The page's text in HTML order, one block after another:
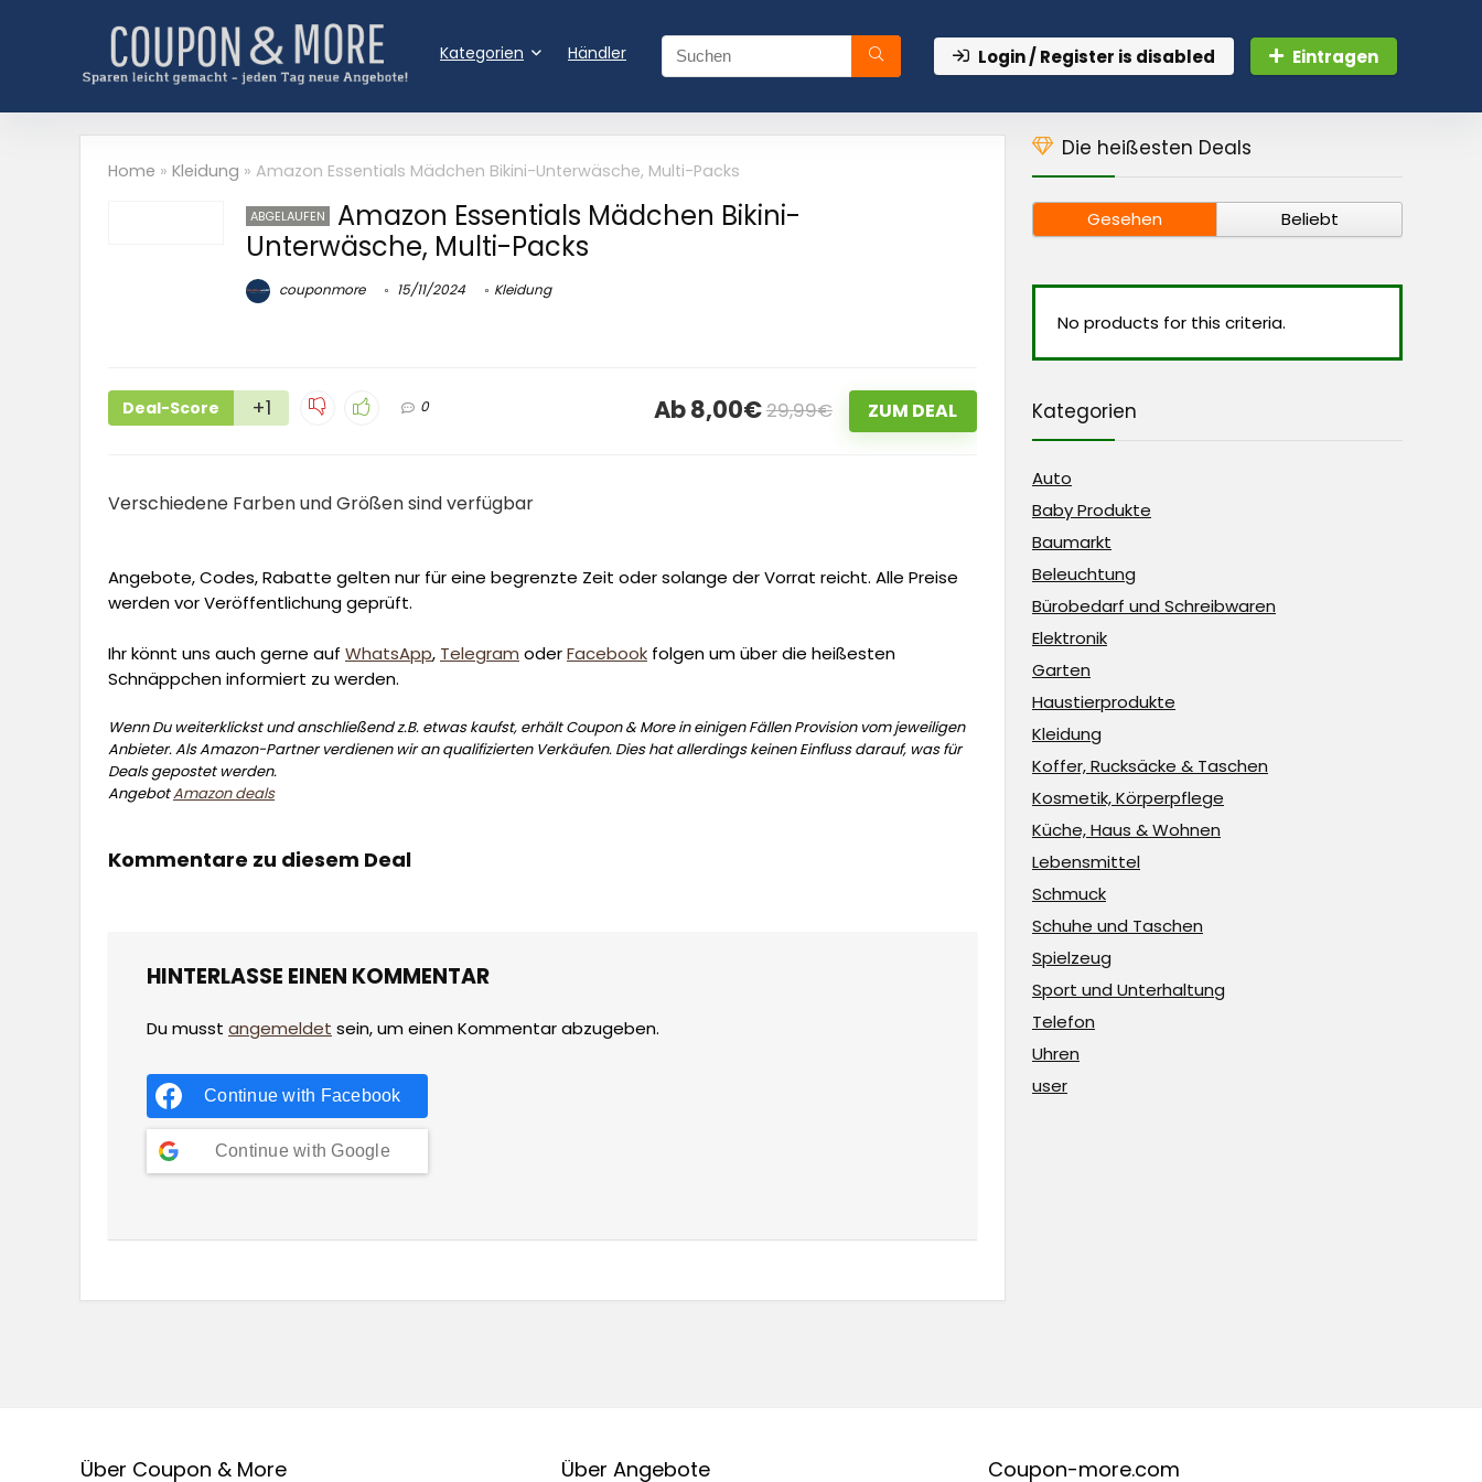
Kategorien Händler Login / Register is disabled Eintragen
Home » Kleidung » Amazon Essentials Mädchen Bikini-Unterwäsche, Multi-Packs
ABGELAUFEN
Amazon Essentials Mädchen Bikini-
Unterwäsche, Multi-Packs
couponmore 15/11/2024 Kleidung
Deal-Score +1 0 Ab 8,00€29,99€ ZUM DEAL
Verschiedene Farben und Größen sind verfügbar
Angebote, Codes, Rabatte gelten nur für eine begrenzte Zeit oder solange der Vorrat reicht. Alle Preise
werden vor Veröffentlichung geprüft.
Ihr könnt uns auch gerne auf WhatsApp, Telegram oderFacebook folgen um über die heißesten
Schnäppchen informiert zu werden.
Wenn Du weiterklickst und anschließend z.B. etwas kaufst, erhält Coupon & More in einigen Fällen Provision vom jeweiligen
Anbieter. Als Amazon-Partner verdienen wir an qualifizierten Verkäufen. Dies hat allerdings keinen Einfluss darauf, was für
Deals gepostet werden.
AngebotAmazon deals
Kommentare zu diesem Deal
HINTERLASSE EINEN KOMMENTAR
Du musst angemeldet sein, um einen Kommentar abzugeben.
Continue with Facebook
Continue with Google
Die heißesten Deals
Gesehen Beliebt
No products for this criteria.
Kategorien
Auto
Baby Produkte
Baumarkt
Beleuchtung
Bürobedarf und Schreibwaren
Elektronik
Garten
Haustierprodukte
Kleidung
Koffer, Rucksäcke & Taschen
Kosmetik, Körperpflege
Küche, Haus & Wohnen
Lebensmittel
Schmuck
Schuhe und Taschen
Spielzeug
Sport und Unterhaltung
Telefon
Uhren
user
Über Coupon & More Über Angebote Coupon-more.com